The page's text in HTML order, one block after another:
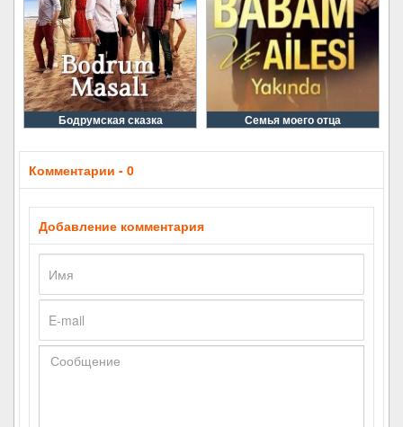
Бодрумская сказка Семья моего отца
Комментарии - 0
Добавление комментария